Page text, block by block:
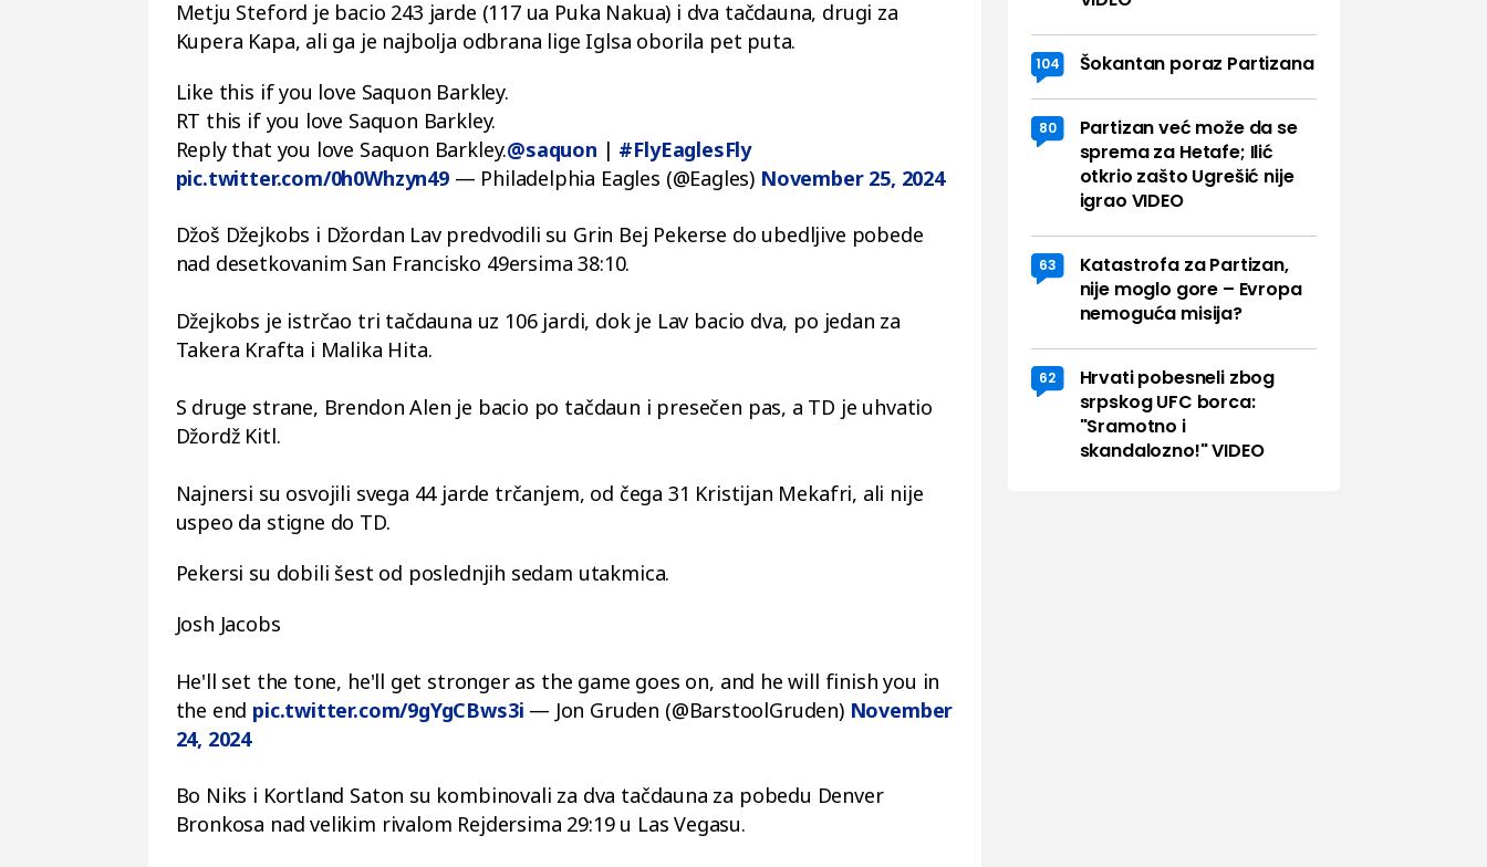
Metju Steford je bacio 243 jarde (117 ua Puka Nakua) i dva tačdauna, drugi za
Kupera Kapa, ali ga je najbolja odbrana lige Iglsa oborila pet puta.
Like this if you love Saquon Barkley.
RT this if you love Saquon Barkley.
Reply that you love Saquon Barkley.@saquon | #FlyEaglesFly
pic.twitter.com/0h0Whzyn49— Philadelphia Eagles (@Eagles) November 25, 2024
Džoš Džejkobs i Džordan Lav predvodili su Grin Bej Pekerse do ubedljive pobede
nad desetkovanim San Francisko 49ersima 38:10.
Džejkobs je istrčao tri tačdauna uz 106 jardi, dok je Lav bacio dva, po jedan za
Takera Krafta i Malika Hita.
S druge strane, Brendon Alen je bacio po tačdaun i presečen pas, a TD je uhvatio
Džordž Kitl.
Najnersi su osvojili svega 44 jarde trčanjem, od čega 31 Kristijan Mekafri, ali nije
uspeo da stigne do TD.
Pekersi su dobili šest od poslednjih sedam utakmica.
Josh Jacobs
He'll set the tone, he'll get stronger as the game goes on, and he will finish you in
the end pic.twitter.com/9gYgCBws3i — Jon Gruden (@BarstoolGruden) November
24, 2024
Bo Niks i Kortland Saton su kombinovali za dva tačdauna za pobedu Denver
Bronkosa nad velikim rivalom Rejdersima 29:19 u Las Vegasu.
104 Šokantan poraz Partizana
80
Partizan već može da se
sprema za Hetafe; Ilić
otkrio zašto Ugrešić nije
igrao VIDEO
63
Katastrofa za Partizan,
nije moglo gore – Evropa
nemoguća misija?
62
Hrvati pobesneli zbog
srpskog UFC borca:
"Sramotno i
skandalozno!" VIDEO